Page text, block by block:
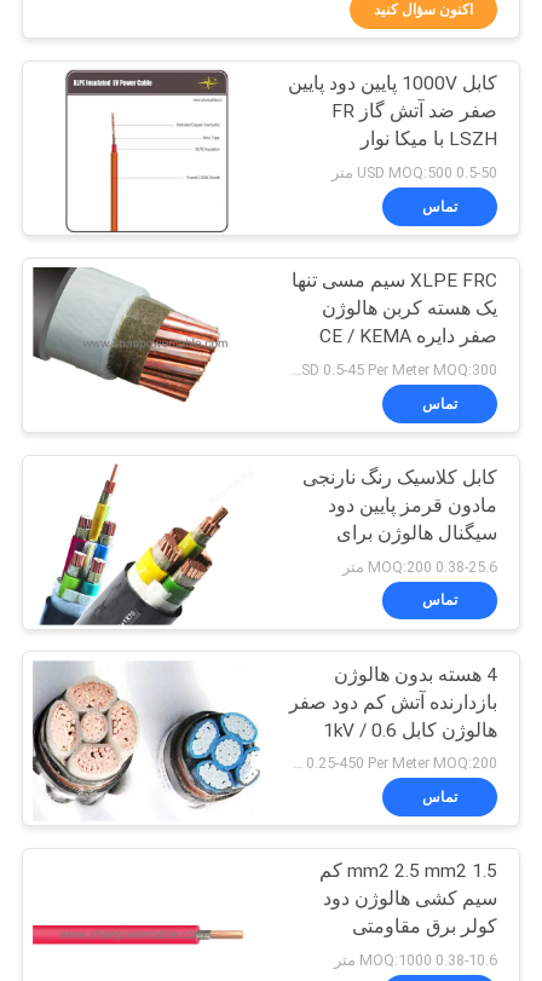
درخواست
نقل قول
NEWS
نقشه
سایت
سیاست
حفظ
حریم
خصوصی
کابل دال هالوژر پایین
دود
140
مقاوم در برابر آتش
کابل
108
هادی هدایت
90
کابل های هوایی همراه
92
اکنون سؤال کنید
کابل 1000V پایین دود پایین
صفر ضد آتش گاز FR
LSZH با میکا نوار
IEC60228
0.5-50 USD MOQ:500 متر
تماس
XLPE FRC سیم مسی تنها
یک هسته کربن هالوژن
صفر دایره CE / KEMA
Certificate
تماس
کابل کلاسیک رنگ نارنجی
مادون قرمز پایین دود
سیگنال هالوژن برای
نیروگاه
0.38-25.6 MOQ:200 متر
تماس
4 هسته بدون هالوژن
بازدارنده آتش کم دود صفر
هالوژن کابل 0.6 / 1kV
IEC60332
USD 0.25-450 Per Meter MOQ:200 متر
تماس
1.5 mm2 2.5 mm2 کم
سیم کشی هالوژن دود
کولر برق مقاومتی
IEC60332
0.38-10.6 MOQ:1000 متر